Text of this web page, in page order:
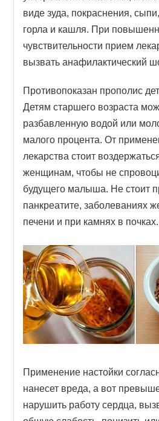
виде зуда, покраснения,
горла и кашля. При
чувствительности прием
вызвать анафилактический
Противопоказан прополис
Детям старшего возраста
разбавленную водой или
малого процента. От
лекарства стоит
женщинам, чтобы не
будущего малыша. Не стоит
панкреатите, заболеваниях
печени и при камнях в почках.
Применение настойки
нанесет вреда, а вот
нарушить работу сердца,